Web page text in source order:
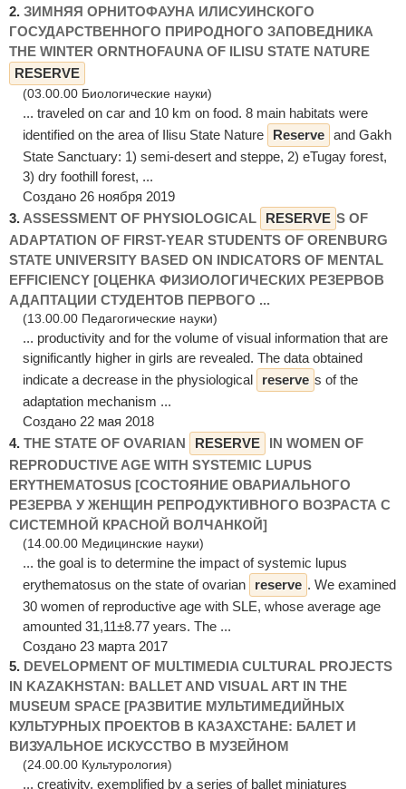
2. ЗИМНЯЯ ОРНИТОФАУНА ИЛИСУИНСКОГО
ГОСУДАРСТВЕННОГО ПРИРОДНОГО ЗАПОВЕДНИКА
THE WINTER ORNTHOFAUNA OF ILISU STATE NATURE
RESERVE
(03.00.00 Биологические науки)
... traveled on car and 10 km on food. 8 main habitats were
identified on the area of Ilisu State Nature
Reserve and Gakh
State Sanctuary: 1) semi-desert and steppe, 2) еTugay forest,
3) dry foothill forest, ...
Создано 26 ноября 2019
3. ASSESSMENT OF PHYSIOLOGICAL RESERVE S OF
ADAPTATION OF FIRST-YEAR STUDENTS OF ORENBURG
STATE UNIVERSITY BASED ON INDICATORS OF MENTAL
EFFICIENCY [ОЦЕНКА ФИЗИОЛОГИЧЕСКИХ РЕЗЕРВОВ
АДАПТАЦИИ СТУДЕНТОВ ПЕРВОГО ...
(13.00.00 Педагогические науки)
... productivity and for the volume of visual information that are
significantly higher in girls are revealed. The data obtained
indicate a decrease in the physiological
reserve s of the
adaptation mechanism ...
Создано 22 мая 2018
4. THE STATE OF OVARIAN RESERVE
IN WOMEN OF
REPRODUCTIVE AGE WITH SYSTEMIC LUPUS
ERYTHEMATOSUS [СОСТОЯНИЕ ОВАРИАЛЬНОГО
РЕЗЕРВА У ЖЕНЩИН РЕПРОДУКТИВНОГО ВОЗРАСТА С
СИСТЕМНОЙ КРАСНОЙ ВОЛЧАНКОЙ]
(14.00.00 Медицинские науки)
... the goal is to determine the impact of systemic lupus
erythematosus on the state of ovarian
reserve . We examined
30 women of reproductive age with SLE, whose average age
amounted 31,11±8.77 years. The ...
Создано 23 марта 2017
5. DEVELOPMENT OF MULTIMEDIA CULTURAL PROJECTS
IN KAZAKHSTAN: BALLET AND VISUAL ART IN THE
MUSEUM SPACE [РАЗВИТИЕ МУЛЬТИМЕДИЙНЫХ
КУЛЬТУРНЫХ ПРОЕКТОВ В КАЗАХСТАНЕ: БАЛЕТ И
ВИЗУАЛЬНОЕ ИСКУССТВО В МУЗЕЙНОМ
(24.00.00 Культурология)
... creativity, exemplified by a series of ballet miniatures